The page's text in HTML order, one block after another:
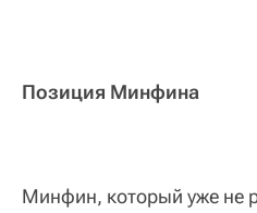
Позиция Минфина
Минфин, который уже не